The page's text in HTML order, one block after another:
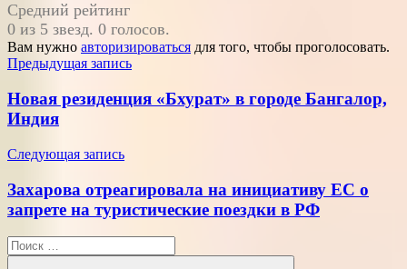
Средний рейтинг
0 из 5 звезд. 0 голосов.
Вам нужно авторизироваться для того, чтобы проголосовать.
Навигация
по
записям
Предыдущая запись
Новая резиденция «Бхурат» в городе Бангалор,
Индия
Следующая запись
Захарова отреагировала на инициативу ЕС о
запрете на туристические поездки в РФ
Поиск
для: